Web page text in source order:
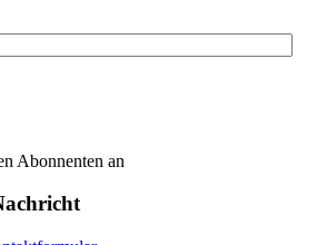
Abonnenten an